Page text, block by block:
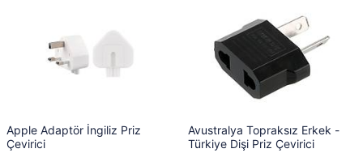
Apple Adaptör İngiliz Priz
Çevirici
Avustralya Topraksız Erkek -
Türkiye Dişi Priz Çevirici